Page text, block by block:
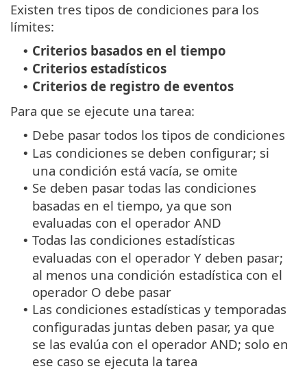
Existen tres tipos de condiciones para los
límites:
• Criterios basados en el tiempo
• Criterios estadísticos
• Criterios de registro de eventos
Para que se ejecute una tarea:
• Debe pasar todos los tipos de condiciones
• Las condiciones se deben configurar; si
una condición está vacía, se omite
• Se deben pasar todas las condiciones
basadas en el tiempo, ya que son
evaluadas con el operador AND
• Todas las condiciones estadísticas
evaluadas con el operador Y deben pasar;
al menos una condición estadística con el
operador O debe pasar
• Las condiciones estadísticas y temporadas
configuradas juntas deben pasar, ya que
se las evalúa con el operador AND; solo en
ese caso se ejecuta la tarea